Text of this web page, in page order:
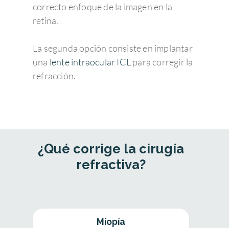
correcto enfoque de la imagen en la
retina.
La segunda opción consiste en implantar
una lente intraocular ICL para corregir la
refracción.
¿Qué corrige la cirugía
refractiva?
Miopía